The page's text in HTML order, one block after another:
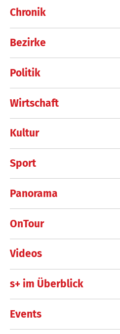
Chronik
Bezirke
Politik
Wirtschaft
Kultur
Sport
Panorama
OnTour
Videos
s+ im Überblick
Events